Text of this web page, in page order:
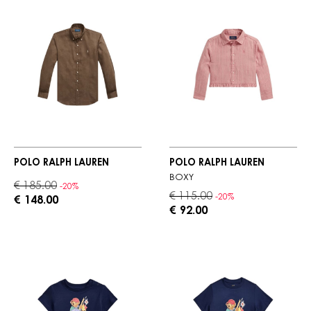
POLO RALPH LAUREN
€ 185.00 -20%
€ 148.00
POLO RALPH LAUREN
BOXY
€ 115.00 -20%
€ 92.00